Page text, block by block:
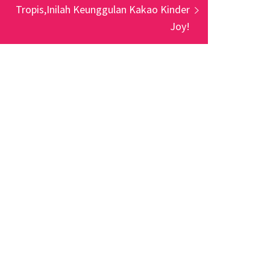
post:
Tropis,Inilah Keunggulan Kakao Kinder
Joy!